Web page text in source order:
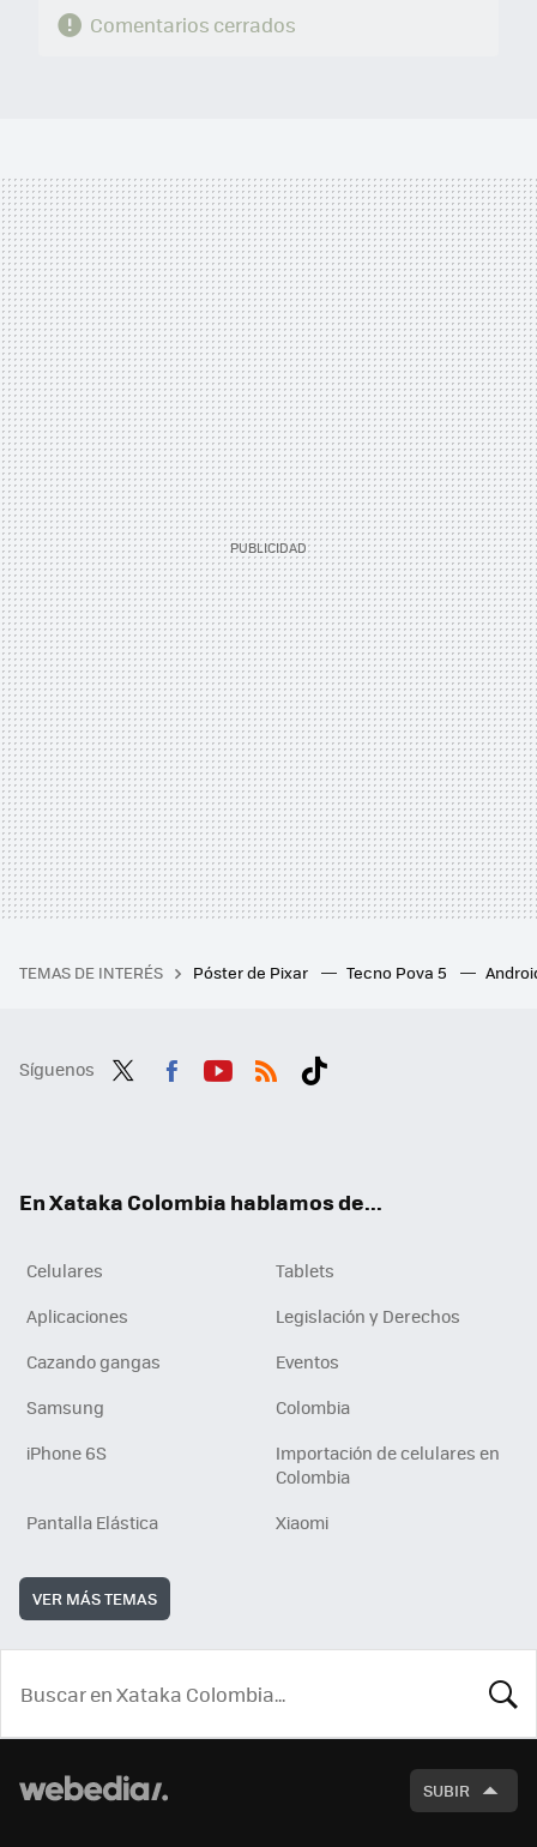
Comentarios cerrados
TEMAS DE INTERÉS Póster de Pixar Tecno Pova 5
Síguenos
En Xataka Colombia hablamos de...
Celulares
Tablets
Aplicaciones
Legislación y Derechos
Cazando gangas
Eventos
Samsung
Colombia
iPhone 6S
Importación de celulares en
Colombia
Pantalla Elástica
Xiaomi
VER MÁS TEMAS
SUBIR